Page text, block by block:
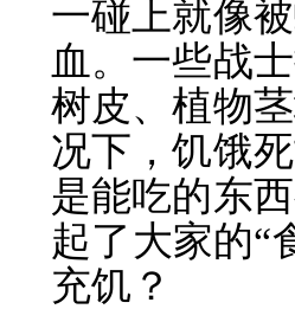
一碰上就像
血。一些战
树皮、植物
况下，饥饿
是能吃的东
起了大家的“
充饥？